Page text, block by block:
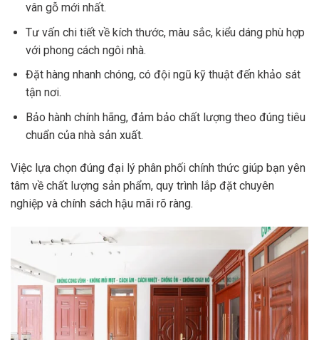
vân gỗ mới nhất.
Tư vấn chi tiết về kích thước, màu sắc, kiểu dáng phù hợp
với phong cách ngôi nhà.
Đặt hàng nhanh chóng, có đội ngũ kỹ thuật đến khảo sát
tận nơi.
Bảo hành chính hãng, đảm bảo chất lượng theo đúng tiêu
chuẩn của nhà sản xuất.
Việc lựa chọn đúng đại lý phân phối chính thức giúp bạn yên
tâm về chất lượng sản phẩm, quy trình lắp đặt chuyên
nghiệp và chính sách hậu mãi rõ ràng.